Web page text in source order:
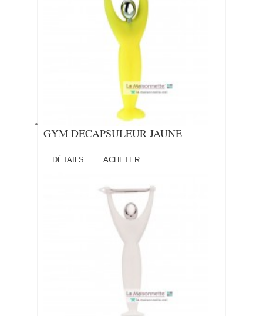
GYM DECAPSULEUR JAUNE
DÉTAILS ACHETER